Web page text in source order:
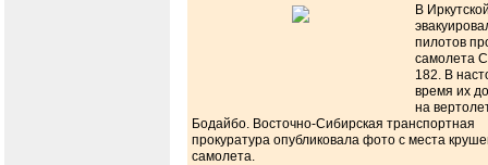
В
пилотов
самолета
182. В
время их
на
Бодайбо. Восточно-Сибирская транспортная
прокуратура опубликовала фото с места
самолета.